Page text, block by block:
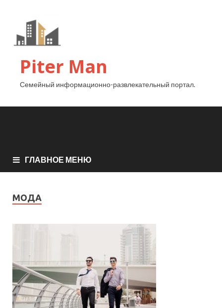
Piter Man
Семейный информационно-развлекательный портал.
ГЛАВНОЕ МЕНЮ
МОДА